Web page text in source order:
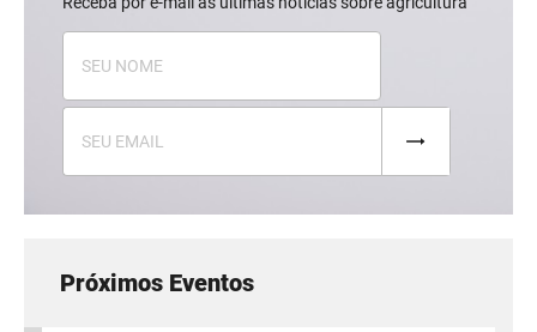
Próximos Eventos